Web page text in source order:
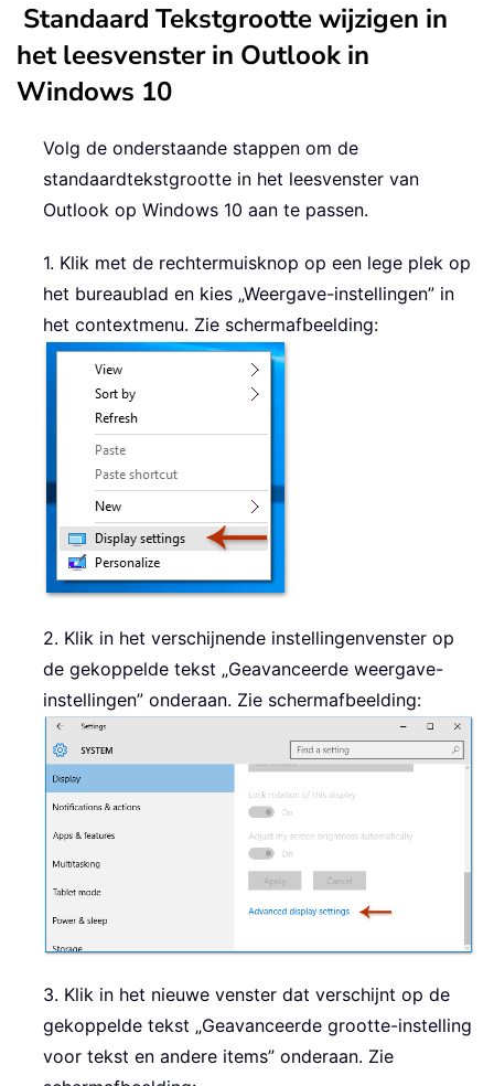
Standaard Tekstgrootte wijzigen in
het leesvenster in Outlook in
Windows 10
Volg de onderstaande stappen om de
standaardtekstgrootte in het leesvenster van
Outlook op Windows 10 aan te passen.
1. Klik met de rechtermuisknop op een lege plek op
het bureaublad en kies „Weergave-instellingen” in
het contextmenu. Zie schermafbeelding:
2. Klik in het verschijnende instellingenvenster op
de gekoppelde tekst „Geavanceerde weergave-
instellingen” onderaan. Zie schermafbeelding:
3. Klik in het nieuwe venster dat verschijnt op de
gekoppelde tekst „Geavanceerde grootte-instelling
voor tekst en andere items” onderaan. Zie